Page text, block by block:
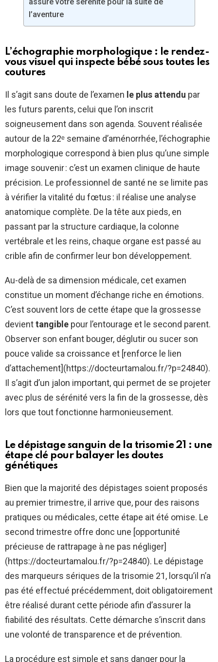
l’aventure
L’échographie morphologique : le rendez-
vous visuel qui inspecte bébé sous toutes les
coutures
Il s’agit sans doute de l’examen le plus attendu par
les futurs parents, celui que l’on inscrit
soigneusement dans son agenda. Souvent réalisée
autour de la 22ᵉ semaine d’aménorrhée, l’échographie
morphologique correspond à bien plus qu’une simple
image souvenir : c’est un examen clinique de haute
précision. Le professionnel de santé ne se limite pas
à vérifier la vitalité du fœtus : il réalise une analyse
anatomique complète. De la tête aux pieds, en
passant par la structure cardiaque, la colonne
vertébrale et les reins, chaque organe est passé au
crible afin de confirmer leur bon développement.
Au-delà de sa dimension médicale, cet examen
constitue un moment d’échange riche en émotions.
C’est souvent lors de cette étape que la grossesse
devienttangible pour l’entourage et le second parent.
Observer son enfant bouger, déglutir ou sucer son
pouce valide sa croissance et [renforce le lien
d’attachement](https://docteurtamalou.fr/?p=24840).
Il s’agit d’un jalon important, qui permet de se projeter
avec plus de sérénité vers la fin de la grossesse, dès
lors que tout fonctionne harmonieusement.
Le dépistage sanguin de la trisomie 21 : une
étape clé pour balayer les doutes
génétiques
Bien que la majorité des dépistages soient proposés
au premier trimestre, il arrive que, pour des raisons
pratiques ou médicales, cette étape ait été omise. Le
second trimestre offre donc une [opportunité
précieuse de rattrapage à ne pas négliger]
(https://docteurtamalou.fr/?p=24840). Le dépistage
des marqueurs sériques de la trisomie 21, lorsqu’il n’a
pas été effectué précédemment, doit obligatoirement
être réalisé durant cette période afin d’assurer la
fiabilité des résultats. Cette démarche s’inscrit dans
une volonté de transparence et de prévention.
La procédure est simple et sans danger pour la